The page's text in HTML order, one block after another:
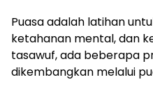
Puasa adalah latihan
ketahanan mental, dan
tasawuf, ada beberapa
dikembangkan melalui